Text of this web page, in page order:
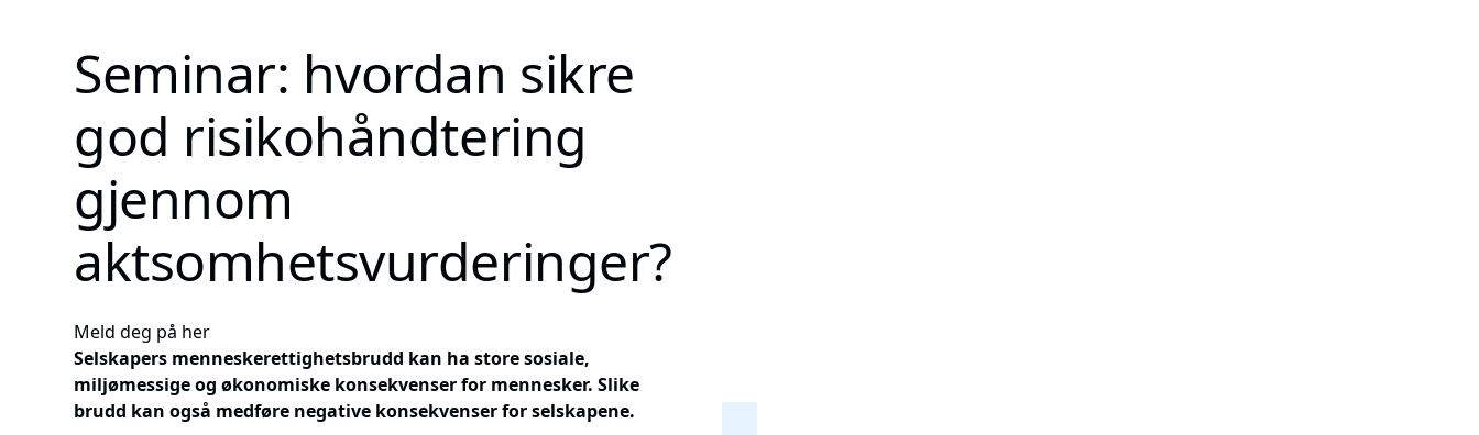
Seminar: hvordan sikre
god risikohåndtering
gjennom
aktsomhetsvurderinger?
Meld deg på her
Selskapers menneskerettighetsbrudd kan ha store sosiale,
miljømessige og økonomiske konsekvenser for mennesker. Slike
brudd kan også medføre negative konsekvenser for selskapene.